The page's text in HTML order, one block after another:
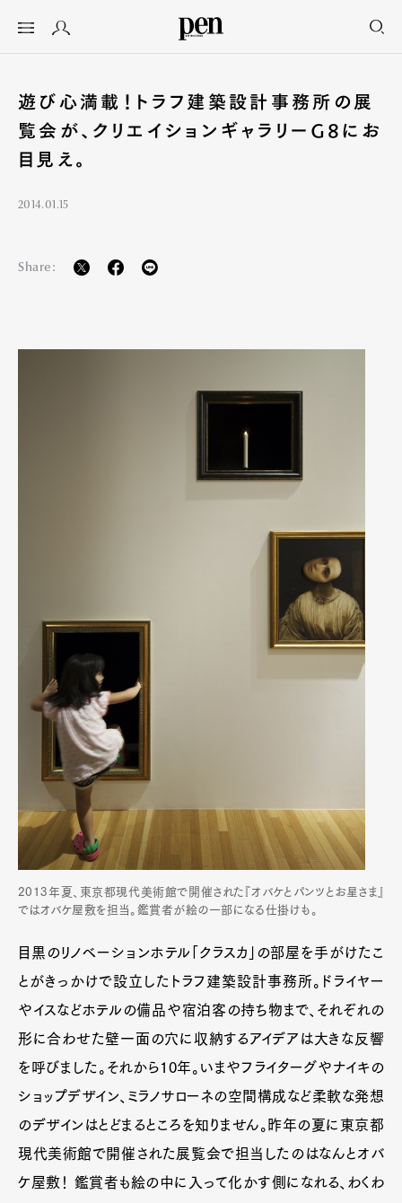
遊び心満載！トラフ建築設計事務所の展
覧会が、クリエイションギャラリーG8にお
目見え。
2014.01.15
Share:
2013年夏、東京都現代美術館で開催された『オバケとパンツとお星さま』
ではオバケ屋敷を担当。鑑賞者が絵の一部になる仕掛けも。
目黒のリノベーションホテル「クラスカ」の部屋を手がけたこ
とがきっかけで設立したトラフ建築設計事務所。ドライヤー
やイスなどホテルの備品や宿泊客の持ち物まで、それぞれの
形に合わせた壁一面の穴に収納するアイデアは大きな反響
を呼びました。それから10年。いまやフライターグやナイキの
ショップデザイン、ミラノサローネの空間構成など柔軟な発想
のデザインはとどまるところを知りません。昨年の夏に東京都
現代美術館で開催された展覧会で担当したのはなんとオバ
ケ屋敷！ 鑑賞者も絵の中に入って化かす側になれる、わくわ